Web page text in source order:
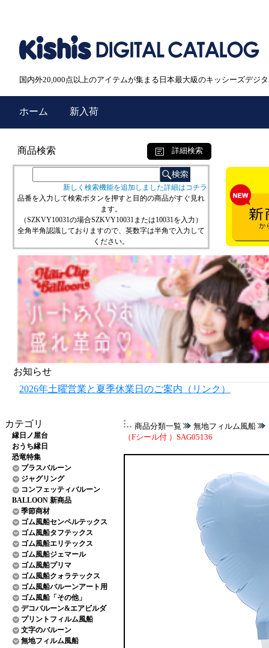
国内外20,000点以上のアイテムが集まる日本最大級のキッシーズデジ
ホーム 新入荷
商品検索 詳細検索
新しく検索機能を追加しました詳細はコチラ
品番を入力して検索ボタンを押すと目的の商品がすぐ見れ
ます。
（SZKVY10031の場合SZKVY10031または10031を入力）
全角半角認識しておりますので、英数字は半角で入力して
ください。
お知らせ
2026年土曜営業と夏季休業日のご案内（リンク）
カテゴリ
縁日ノ屋台
おうち縁日
恐竜特集
プラスバルーン
ジャグリング
コンフェッティバルーン
BALLOON 新商品
季節商材
ゴム風船センペルテックス
ゴム風船タフテックス
ゴム風船エリテックス
ゴム風船ジェマール
ゴム風船プリマ
ゴム風船クォラテックス
ゴム風船バルーンアート用
ゴム風船「その他」
デコバルーン&エアビルダ
プリントフィルム風船
文字のバルーン
無地フィルム風船
商品分類一覧 無地フィルム風船
（Fシール付 ）SAG05136